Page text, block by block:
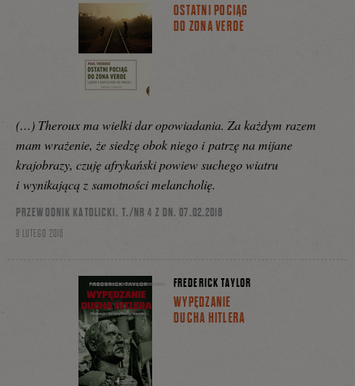
OSTATNI POCIĄG
DO ZONA VERDE
(…) Theroux ma wielki dar opowiadania. Za każdym razem
mam wrażenie, że siedzę obok niego i patrzę na mijane
krajobrazy, czuję afrykański powiew suchego wiatru
i wynikającą z samotności melancholię.
PRZEWODNIK KATOLICKI, T./NR 4 Z DN. 07.02.2016
9 LUTEGO 2016
FREDERICK TAYLOR
WYPĘDZANIE
DUCHA HITLERA